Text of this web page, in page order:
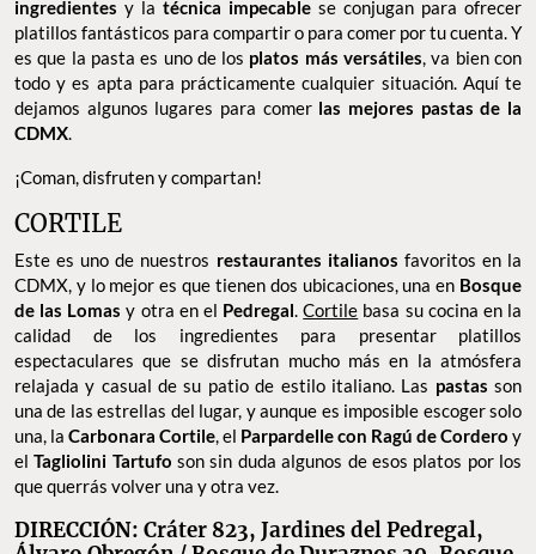
ingredientes y la técnica impecable se conjugan para ofrecer
platillos fantásticos para compartir o para comer por tu cuenta. Y
es que la pasta es uno de los platos más versátiles, va bien con
todo y es apta para prácticamente cualquier situación. Aquí te
dejamos algunos lugares para comerlas mejores pastas de la
CDMX.
¡Coman, disfruten y compartan!
CORTILE
Este es uno de nuestros restaurantes italianos favoritos en la
CDMX, y lo mejor es que tienen dos ubicaciones, una en Bosque
de las Lomasy otra en el Pedregal.Cortile basa su cocina en la
calidad de los ingredientes para presentar platillos
espectaculares que se disfrutan mucho más en la atmósfera
relajada y casual de su patio de estilo italiano. Las pastas son
una de las estrellas del lugar, y aunque es imposible escoger solo
una, la Carbonara Cortile, el Parpardelle con Ragú de Cordero y
elTagliolini Tartufoson sin duda algunos de esos platos por los
que querrás volver una y otra vez.
DIRECCIÓN: Cráter 823, Jardines del Pedregal,